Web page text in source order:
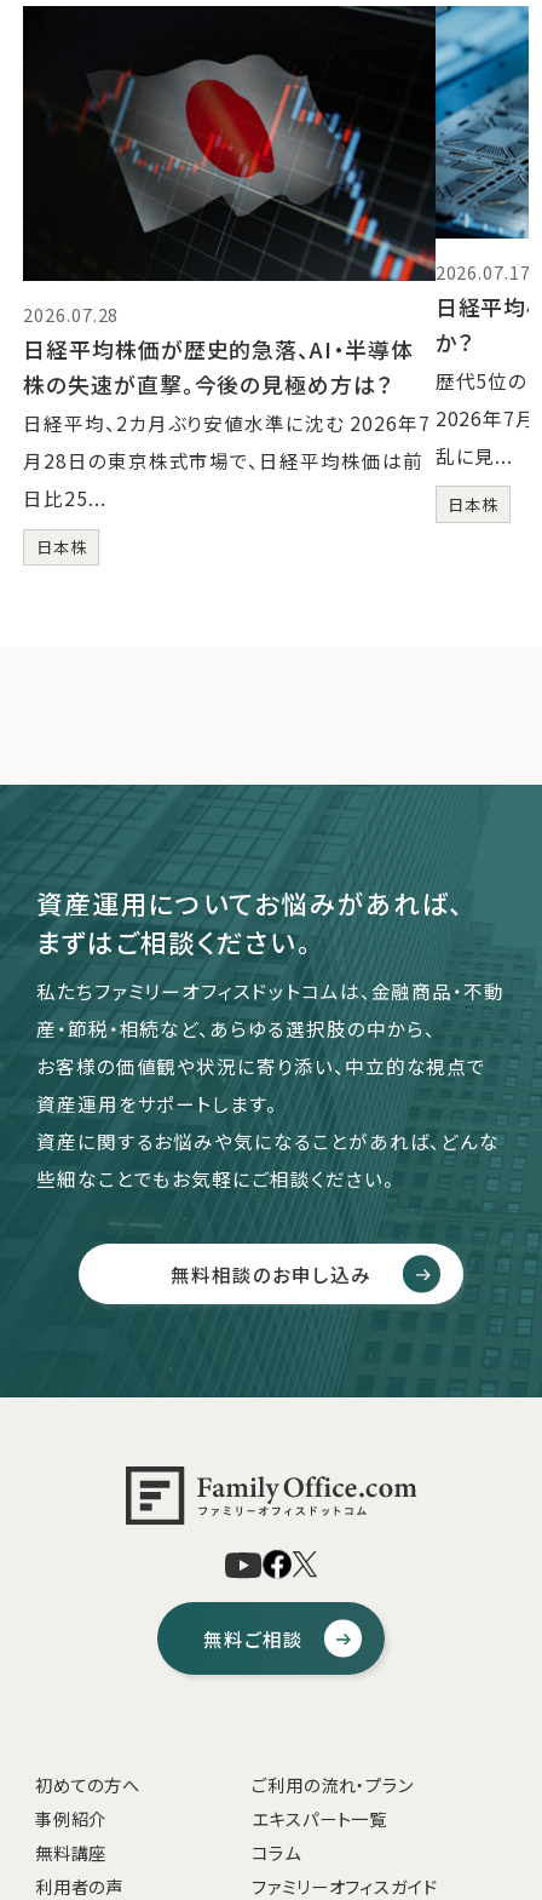
2026.07.28
日経平均株価が歴史的急落、AI・半導体
株の失速が直撃。今後の見極め方は？
日経平均、2カ月ぶり安値水準に沈む 2026年7
月28日の東京株式市場で、日経平均株価は前
日比25...
日本株
2026.07.17
日経平均
か？
歴代5位の
2026年7月
乱に見...
日本株
資産運用についてお悩みがあれば、
まずはご相談ください。
私たちファミリーオフィスドットコムは、金融商品・不動
産・節税・相続など、あらゆる選択肢の中から、
お客様の価値観や状況に寄り添い、中立的な視点で
資産運用をサポートします。
資産に関するお悩みや気になることがあれば、どんな
些細なことでもお気軽にご相談ください。
無料相談のお申し込み
無料ご相談
初めての方へ
ご利用の流れ・プラン
事例紹介
エキスパート一覧
無料講座
コラム
利用者の声
ファミリーオフィスガイド